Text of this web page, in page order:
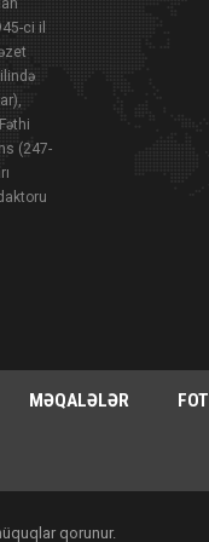
ci il
(247-
MƏQALƏLƏR
qorunur.